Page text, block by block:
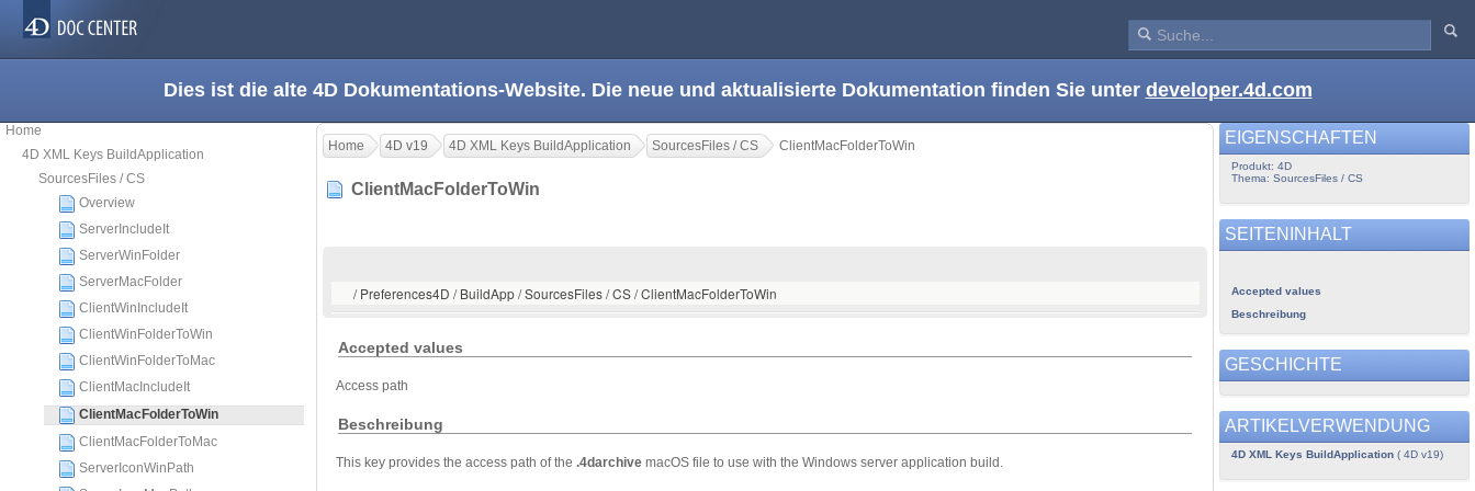
Dies ist die alte 4D Dokumentations-Website. Die neue und aktualisierte Dokumentation finden Sie unter developer.4d.com
Home
4D XML Keys BuildApplication
SourcesFiles / CS
Overview
ServerIncludeIt
ServerWinFolder
ServerMacFolder
ClientWinIncludeIt
ClientWinFolderToWin
ClientWinFolderToMac
ClientMacIncludeIt
ClientMacFolderToWin
ClientMacFolderToMac
ServerIconWinPath
Home 4D v19 4D XML Keys BuildApplication SourcesFiles / CS ClientMacFolderToWin
ClientMacFolderToWin
/ Preferences4D / BuildApp / SourcesFiles / CS / ClientMacFolderToWin
Accepted values
Access path
Beschreibung
This key provides the access path of the .4darchive macOS file to use with the Windows server application build.
EIGENSCHAFTEN
Produkt: 4D
Thema: SourcesFiles / CS
SEITENINHALT
Accepted values
Beschreibung
GESCHICHTE
ARTIKELVERWENDUNG
4D XML Keys BuildApplication( 4D v19)